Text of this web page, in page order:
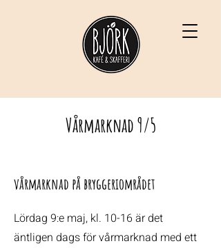
Vårmarknad 9/5
vårmarknad på bryggeriområdet
Lördag 9:e maj, kl. 10-16 är det
äntligen dags för vårmarknad med ett